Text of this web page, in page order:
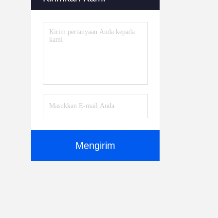
Mengirim